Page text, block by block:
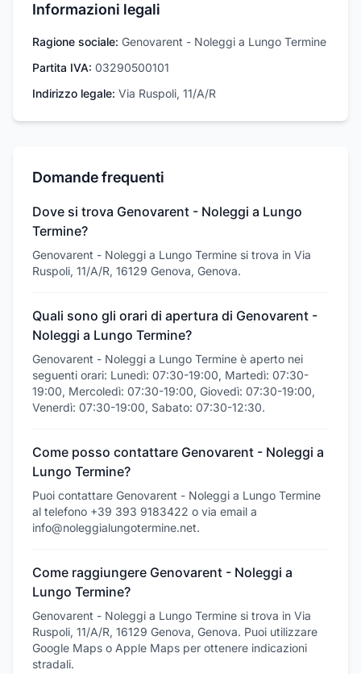
Informazioni legali
Ragione sociale: Genovarent - Noleggi a Lungo Termine
Partita IVA: 03290500101
Indirizzo legale: Via Ruspoli, 11/A/R
Domande frequenti
Dove si trova Genovarent - Noleggi a Lungo
Termine?
Genovarent - Noleggi a Lungo Termine si trova in Via
Ruspoli, 11/A/R, 16129 Genova, Genova.
Quali sono gli orari di apertura di Genovarent -
Noleggi a Lungo Termine?
Genovarent - Noleggi a Lungo Termine è aperto nei
seguenti orari: Lunedì: 07:30-19:00, Martedì: 07:30-
19:00, Mercoledì: 07:30-19:00, Giovedì: 07:30-19:00,
Venerdì: 07:30-19:00, Sabato: 07:30-12:30.
Come posso contattare Genovarent - Noleggi a
Lungo Termine?
Puoi contattare Genovarent - Noleggi a Lungo Termine
al telefono +39 393 9183422 o via email a
info@noleggialungotermine.net.
Come raggiungere Genovarent - Noleggi a
Lungo Termine?
Genovarent - Noleggi a Lungo Termine si trova in Via
Ruspoli, 11/A/R, 16129 Genova, Genova. Puoi utilizzare
Google Maps o Apple Maps per ottenere indicazioni
stradali.